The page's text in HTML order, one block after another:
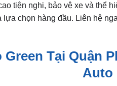
tiện nghi, bảo vệ xe và thể
lựa chọn hàng đầu. Liên hệ
Tại Quận
Auto